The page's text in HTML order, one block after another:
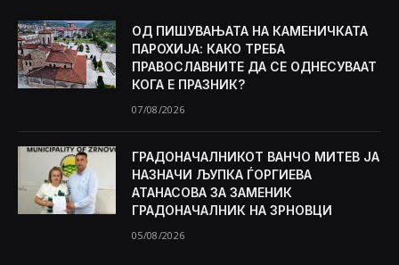
ОД ПИШУВАЊАТА НА КАМЕНИЧКАТА
ПАРОХИЈА: КАКО ТРЕБА
ПРАВОСЛАВНИТЕ ДА СЕ ОДНЕСУВААТ
КОГА Е ПРАЗНИК?
07/08/2026
ГРАДОНАЧАЛНИКОТ ВАНЧО МИТЕВ ЈА
НАЗНАЧИ ЉУПКА ЃОРГИЕВА
АТАНАСОВА ЗА ЗАМЕНИК
ГРАДОНАЧАЛНИК НА ЗРНОВЦИ
05/08/2026